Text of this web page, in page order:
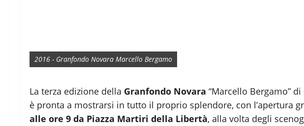
2016 - Granfondo Novara Marcello Bergamo
La terza edizione della Granfondo Novara “Marcello Bergamo”
è pronta a mostrarsi in tutto il proprio splendore, con l’apertura
alle ore 9 da Piazza Martiri della Libertà, alla volta degli